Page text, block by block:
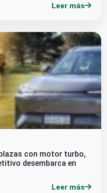
Leer más
plazas con motor turbo,
desembarca en
Leer más